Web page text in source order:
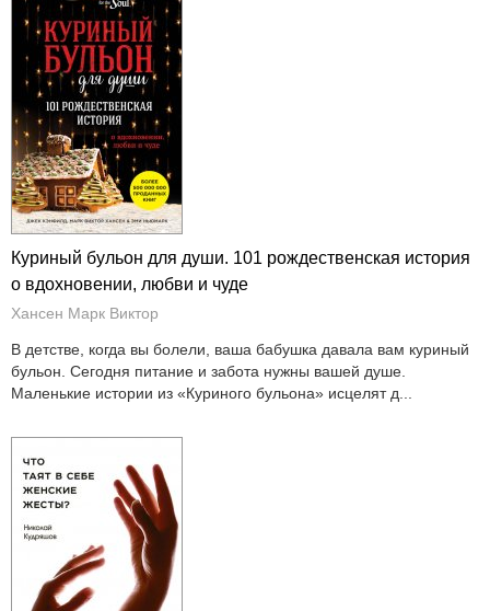
Куриный бульон для души. 101 рождественская история
о вдохновении, любви и чуде
Хансен Марк Виктор
В детстве, когда вы болели, ваша бабушка давала вам куриный
бульон. Сегодня питание и забота нужны вашей душе.
Маленькие истории из «Куриного бульона» исцелят д...